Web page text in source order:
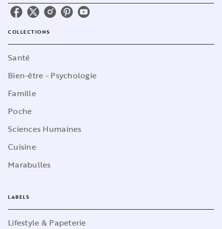
COLLECTIONS
Santé
Bien-être - Psychologie
Famille
Poche
Sciences Humaines
Cuisine
Marabulles
LABELS
Lifestyle & Papeterie